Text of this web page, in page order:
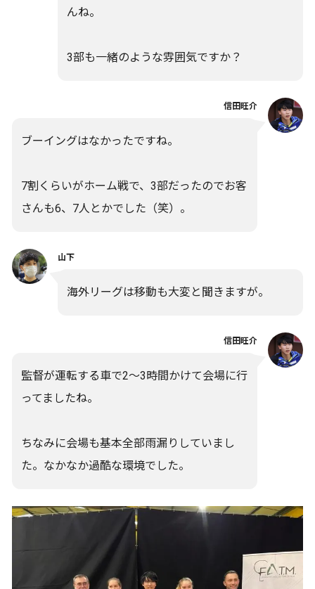
んね。
3部も一緒のような雰囲気ですか？
信田旺介
ブーイングはなかったですね。
7割くらいがホーム戦で、3部だったのでお客
さんも6、7人とかでした（笑）。
山下
海外リーグは移動も大変と聞きますが。
信田旺介
監督が運転する車で2～3時間かけて会場に行
ってましたね。
ちなみに会場も基本全部雨漏りしていまし
た。なかなか過酷な環境でした。